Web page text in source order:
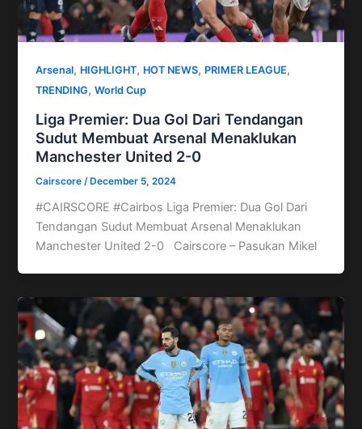
Arsenal, HIGHLIGHT, HOT NEWS, PRIMER LEAGUE,
TRENDING,World Cup
Liga Premier: Dua Gol Dari Tendangan
Sudut Membuat Arsenal Menaklukan
Manchester United 2-0
Cairscore /December 5, 2024
#CAIRSCORE #Cairbos Liga Premier: Dua Gol Dari
Tendangan Sudut Membuat Arsenal Menaklukan
Manchester United 2-0 Cairscore – Pasukan Mikel